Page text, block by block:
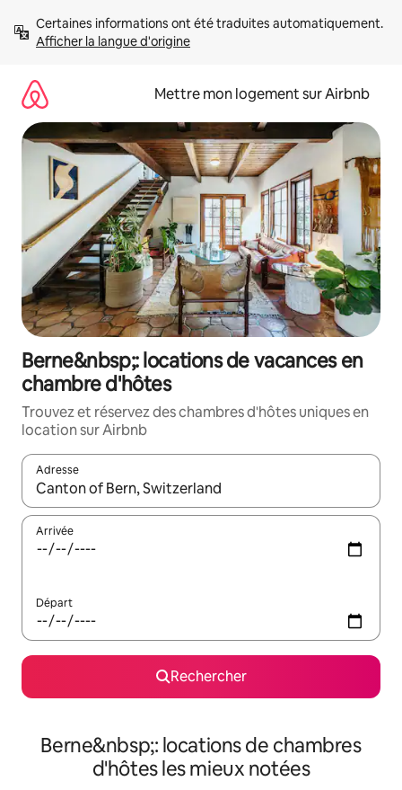
directement
Afficher la langue d'origine
Mettre mon logement sur Airbnb
Berne&nbsp;: locations de vacances en
chambre d'hôtes
Trouvez et réservez des chambres d'hôtes uniques en
location sur Airbnb
Adresse
Lorsque les résultats s'affichent, utilisez les flèches vers le
Arrivée
Départ
Rechercher
Berne&nbsp;: locations de chambres
d'hôtes les mieux notées